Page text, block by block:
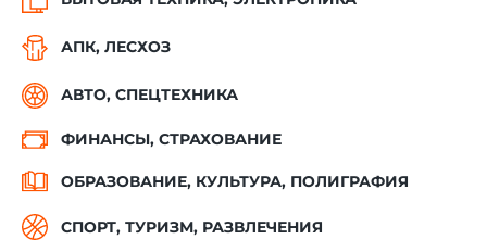
АПК, ЛЕСХОЗ
АВТО, СПЕЦТЕХНИКА
ФИНАНСЫ, СТРАХОВАНИЕ
ОБРАЗОВАНИЕ, КУЛЬТУРА, ПОЛИГРАФИЯ
СПОРТ, ТУРИЗМ, РАЗВЛЕЧЕНИЯ